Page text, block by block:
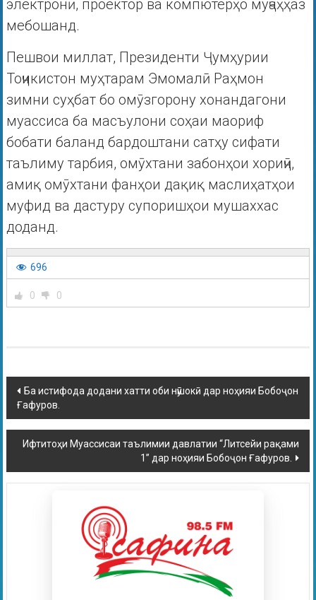
электронӣ, проектор ва компютерҳо муҷаҳҳаз
мебошанд.
Пешвои миллат, Президенти Ҷумҳурии
Тоҷикистон муҳтарам Эмомалӣ Раҳмон
зимни суҳбат бо омӯзгорону хонандагони
муассиса ба масъулони соҳаи маориф
бобати баланд бардоштани сатҳу сифати
таълиму тарбия, омӯхтани забонҳои хориҷӣ,
амиқ омӯхтани фанҳои дақиқ маслиҳатҳои
муфид ва дастуру супоришҳои мушаххас
доданд.
696
0 0
Ба истифода додани хатти оби нӯшокӣ дар ноҳияи Бобоҷон
Ғафуров.
Ифтитоҳи Муассисаи таълимии давлатии “Литсейи рақами
1” дар ноҳияи Бобоҷон Ғафуров.